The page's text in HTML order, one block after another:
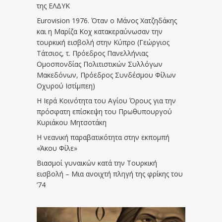
της ΕΛΔΥΚ
Eurovision 1976. Όταν ο Μάνος Χατζηδάκης
και η Μαρίζα Κοχ κατακεραύνωσαν την
τουρκική εισβολή στην Κύπρο (Γεώργιος
Τάτσιος, τ. Πρόεδρος Πανελλήνιας
Ομοσπονδίας Πολιτιστικών Συλλόγων
Μακεδόνων, Πρόεδρος Συνδέσμου Φίλων
Οχυρού Ιστίμπεη)
Η Ιερά Κοινότητα του Αγίου Όρους για την
πρόσφατη επίσκεψη του Πρωθυπουργού
Κυριάκου Μητσοτάκη
Η νεανική παραβατικότητα στην εκπομπή
«Άκου Φίλε»
Βιασμοί γυναικών κατά την Τουρκική
εισβολή – Μια ανοιχτή πληγή της φρίκης του
’74